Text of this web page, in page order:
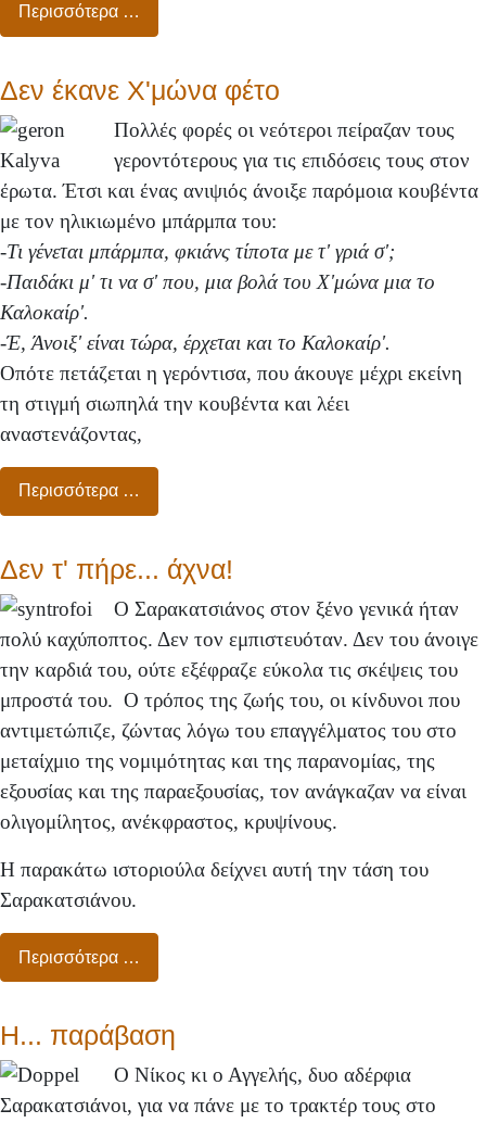
Περισσότερα …
Δεν έκανε Χ'μώνα φέτο
Πολλές φορές οι νεότεροι πείραζαν τους
γεροντότερους για τις επιδόσεις τους στον
έρωτα. Έτσι και ένας ανιψιός άνοιξε παρόμοια κουβέντα
με τον ηλικιωμένο μπάρμπα του:
-Τι γένεται μπάρμπα, φκιάνς τίποτα με τ' γριά σ';
-Παιδάκι μ' τι να σ' που, μια βολά του Χ'μώνα μια το
Καλοκαίρ'.
-Έ, Άνοιξ' είναι τώρα, έρχεται και το Καλοκαίρ'.
Οπότε πετάζεται η γερόντισα, που άκουγε μέχρι εκείνη
τη στιγμή σιωπηλά την κουβέντα και λέει
αναστενάζοντας,
Περισσότερα …
Δεν τ' πήρε... άχνα!
Ο Σαρακατσιάνος στον ξένο γενικά ήταν
πολύ καχύποπτος. Δεν τον εμπιστευόταν. Δεν του άνοιγε
την καρδιά του, ούτε εξέφραζε εύκολα τις σκέψεις του
μπροστά του. Ο τρόπος της ζωής του, οι κίνδυνοι που
αντιμετώπιζε, ζώντας λόγω του επαγγέλματος του στο
μεταίχμιο της νομιμότητας και της παρανομίας, της
εξουσίας και της παραεξουσίας, τον ανάγκαζαν να είναι
ολιγομίλητος, ανέκφραστος, κρυψίνους.
Η παρακάτω ιστοριούλα δείχνει αυτή την τάση του
Σαρακατσιάνου.
Περισσότερα …
Η... παράβαση
Ο Νίκος κι ο Αγγελής, δυο αδέρφια
Σαρακατσιάνοι, για να πάνε με το τρακτέρ τους στο